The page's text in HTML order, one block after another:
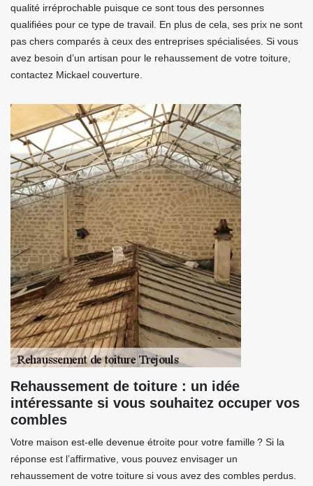
qualité irréprochable puisque ce sont tous des personnes
qualifiées pour ce type de travail. En plus de cela, ses prix ne sont
pas chers comparés à ceux des entreprises spécialisées. Si vous
avez besoin d’un artisan pour le rehaussement de votre toiture,
contactez Mickael couverture.
Rehaussement de toiture : un idée
intéressante si vous souhaitez occuper vos
combles
Votre maison est-elle devenue étroite pour votre famille ? Si la
réponse est l’affirmative, vous pouvez envisager un
rehaussement de votre toiture si vous avez des combles perdus.